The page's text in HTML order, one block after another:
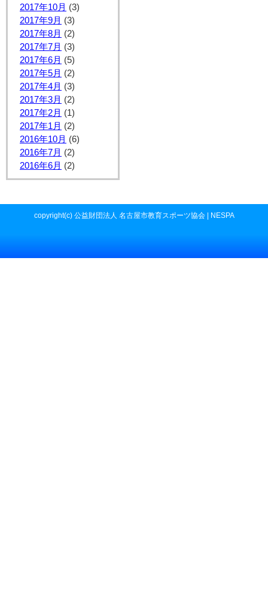
2017年10月 (3)
2017年9月 (3)
2017年8月 (2)
2017年7月 (3)
2017年6月 (5)
2017年5月 (2)
2017年4月 (3)
2017年3月 (2)
2017年2月 (1)
2017年1月 (2)
2016年10月 (6)
2016年7月 (2)
2016年6月 (2)
copyright(c) 公益財団法人 名古屋市教育スポーツ協会 | NESPA